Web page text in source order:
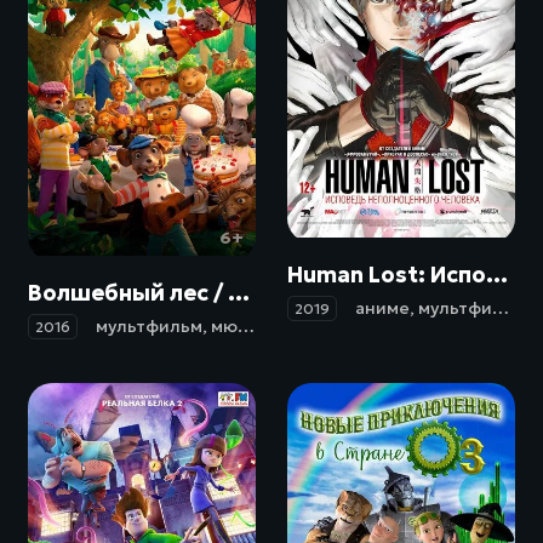
6+
Волшебный лес / Dyrene i Hakkebakkeskogen (2016)
2016 мультфильм, мюзикл семейный
18+
Human Lost: Исповедь неполноценного человека / Human Lost: Ningen Shikkaku (2019)
2019 аниме, мультфильм